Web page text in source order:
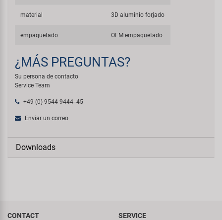
material 3D aluminio forjado
empaquetado OEM empaquetado
¿MÁS PREGUNTAS?
Su persona de contacto
Service Team
+49 (0) 9544 9444--45
Enviar un correo
Downloads
CONTACT SERVICE